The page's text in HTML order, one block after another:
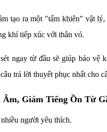
tạo ra một "tấm khiên" vật
khí tiếp xúc với thân vỏ.
ngay từ đầu sẽ giúp bảo vệ
trả lời thuyết phục nhất cho
Giảm Tiếng Ồn Từ
người yêu thích.